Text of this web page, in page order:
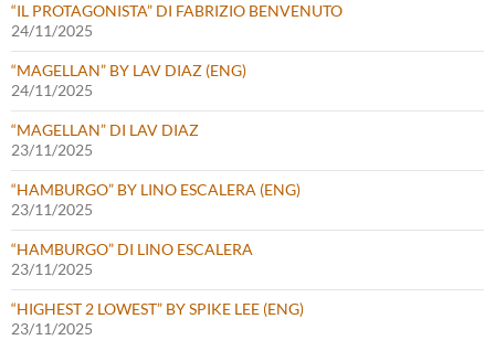
“IL PROTAGONISTA” DI FABRIZIO BENVENUTO
24/11/2025
“MAGELLAN” BY LAV DIAZ (ENG)
24/11/2025
“MAGELLAN” DI LAV DIAZ
23/11/2025
“HAMBURGO” BY LINO ESCALERA (ENG)
23/11/2025
“HAMBURGO” DI LINO ESCALERA
23/11/2025
“HIGHEST 2 LOWEST” BY SPIKE LEE (ENG)
23/11/2025